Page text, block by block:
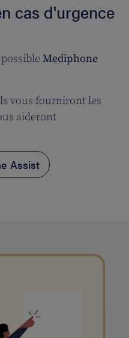
cas d'urgence
Mediphone
vous fourniront les
aideront
Assist